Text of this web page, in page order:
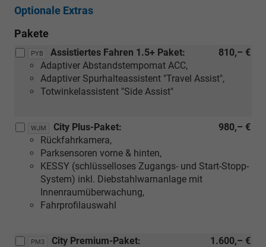
Optionale Extras
Pakete
PYB 810,– €
Assistiertes Fahren 1.5+ Paket:
Adaptiver Abstandstempomat ACC,
Adaptiver Spurhalteassistent "Travel Assist",
Totwinkelassistent "Side Assist"
WJM 980,– €
City Plus-Paket:
Rückfahrkamera,
Parksensoren vorne & hinten,
KESSY (schlüsselloses Zugangs- und Start-Stopp-
System) inkl. Diebstahlwarnanlage mit
Innenraumüberwachung,
Fahrprofilauswahl
PM3 1.600,– €
City Premium-Paket: